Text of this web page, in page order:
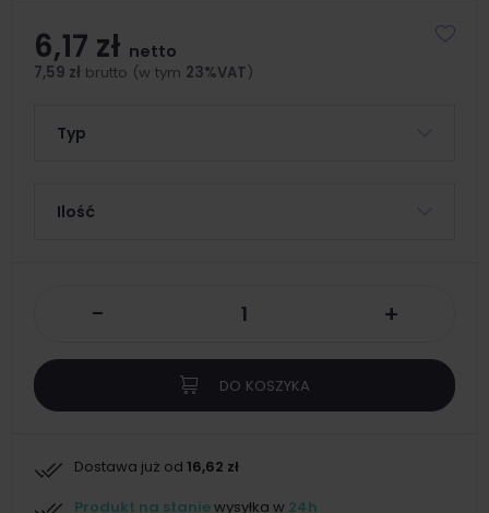
6,17 zł netto
7,59 zł brutto (w tym 23%VAT)
Typ
Ilość
- +
DO KOSZYKA
Dostawa już od 16,62 zł
Produkt na staniewysyłka w 24h